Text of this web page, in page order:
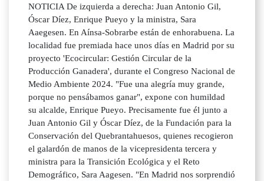
NOTICIA De izquierda a derecha: Juan Antonio Gil,
Óscar Díez, Enrique Pueyo y la ministra, Sara
Aaegesen. En Aínsa-Sobrarbe están de enhorabuena. La
localidad fue premiada hace unos días en Madrid por su
proyecto 'Ecocircular: Gestión Circular de la
Producción Ganadera', durante el Congreso Nacional de
Medio Ambiente 2024. "Fue una alegría muy grande,
porque no pensábamos ganar", expone con humildad
su alcalde, Enrique Pueyo. Precisamente fue él junto a
Juan Antonio Gil y Óscar Díez, de la Fundación para la
Conservación del Quebrantahuesos, quienes recogieron
el galardón de manos de la vicepresidenta tercera y
ministra para la Transición Ecológica y el Reto
Demográfico, Sara Aagesen. "En Madrid nos sorprendió